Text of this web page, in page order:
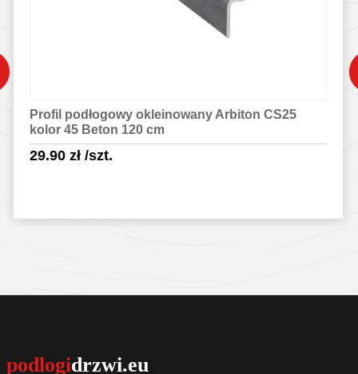
Profil podłogowy okleinowany Arbiton CS25
kolor 45 Beton 120 cm
29.90 zł/szt.